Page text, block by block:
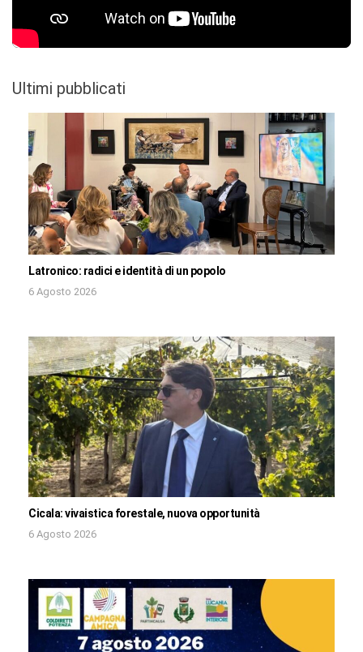
Ultimi pubblicati
Latronico: radici e identità di un popolo
6 Agosto 2026
Cicala: vivaistica forestale, nuova opportunità
6 Agosto 2026